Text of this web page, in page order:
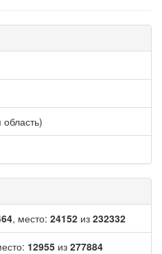
, место: 24152 из 232332
12955 из 277884